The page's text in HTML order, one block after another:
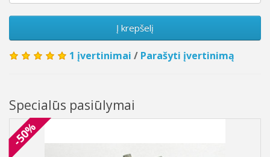
Į krepšelį
1 įvertinimai / Parašyti įvertinimą
Specialūs pasiūlymai
-50%